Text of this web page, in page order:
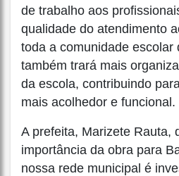
de trabalho aos
qualidade do atendimento
toda a comunidade escolar
também trará mais
da escola, contribuindo
mais acolhedor e funcional.
A prefeita, Marizete Rauta,
importância da obra para
nossa rede municipal é